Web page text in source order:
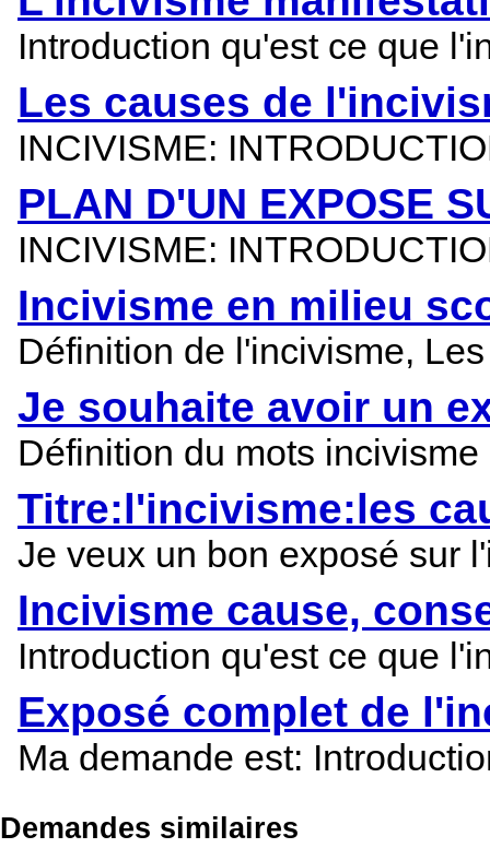
Introduction qu'est ce que
Les causes de
INCIVISME:
PLAN D'UN EXPOSE
INCIVISME:
Incivisme en milieu
Définition de l'incivisme,
Je souhaite avoir un
Définition du mots
Titre:l'incivisme:les
Je veux un bon exposé sur
Incivisme cause,
Introduction qu'est ce que
Exposé complet de
Ma demande est:
Demandes similaires